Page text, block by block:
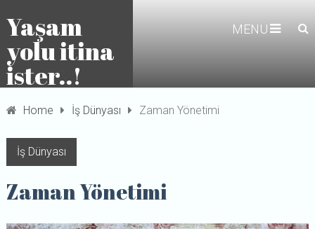
Yaşam
yolu itina
ister..!
MENU
Home İş Dünyası Zaman Yönetimi
İş Dünyası
Zaman Yönetimi